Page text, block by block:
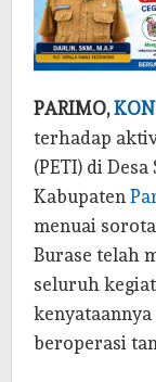
PARIMO,
terhadap
(PETI) di
Kabupaten
menuai
Burase telah
seluruh
beroperasi